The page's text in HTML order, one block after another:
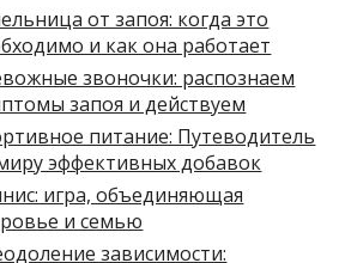
от запоя: когда это
и как она работает
звоночки: распознаем
запоя и действуем
питание: Путеводитель
эффективных добавок
игра, объединяющая
и семью
зависимости: